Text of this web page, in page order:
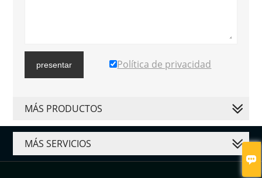

presentar Política de privacidad
MÁS PRODUCTOS
MÁS SERVICIOS